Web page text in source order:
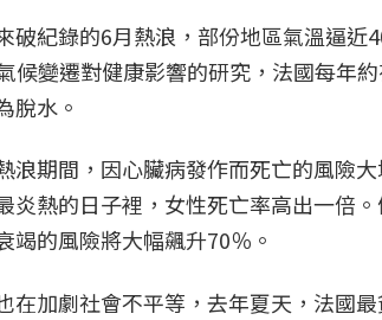
破紀錄的6月熱浪，部份地區氣溫逼
候變遷對健康影響的研究，法國每年
脫水。
浪期間，因心臟病發作而死亡的風險
炎熱的日子裡，女性死亡率高出一倍
竭的風險將大幅飆升70％。
在加劇社會不平等，去年夏天，法國